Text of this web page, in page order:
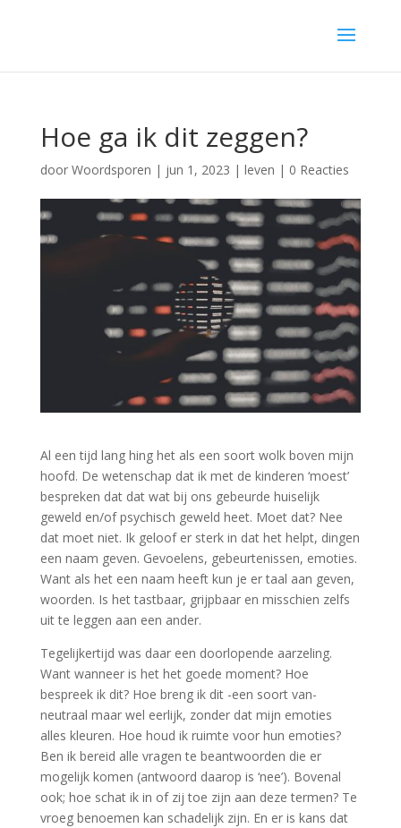
Hoe ga ik dit zeggen?
door Woordsporen | jun 1, 2023 | leven | 0 Reacties
Al een tijd lang hing het als een soort wolk boven mijn
hoofd. De wetenschap dat ik met de kinderen ‘moest’
bespreken dat dat wat bij ons gebeurde huiselijk
geweld en/of psychisch geweld heet. Moet dat? Nee
dat moet niet. Ik geloof er sterk in dat het helpt, dingen
een naam geven. Gevoelens, gebeurtenissen, emoties.
Want als het een naam heeft kun je er taal aan geven,
woorden. Is het tastbaar, grijpbaar en misschien zelfs
uit te leggen aan een ander.
Tegelijkertijd was daar een doorlopende aarzeling.
Want wanneer is het het goede moment? Hoe
bespreek ik dit? Hoe breng ik dit -een soort van-
neutraal maar wel eerlijk, zonder dat mijn emoties
alles kleuren. Hoe houd ik ruimte voor hun emoties?
Ben ik bereid alle vragen te beantwoorden die er
mogelijk komen (antwoord daarop is ‘nee’). Bovenal
ook; hoe schat ik in of zij toe zijn aan deze termen? Te
vroeg benoemen kan schadelijk zijn. En er is kans dat